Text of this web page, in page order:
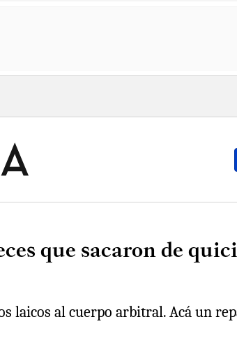
window
que sacaron de
laicos al cuerpo arbitral. Acá un